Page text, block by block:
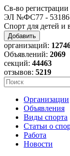
Св-во
ЭЛ №ФС77 - 53186
Спорт для детей и
Добавить
организаций:
Объявлений: 2069
секций: 44463
отзывов: 5219
Организации
Объявления
Виды спорта
Статьи о
Работа
Новости